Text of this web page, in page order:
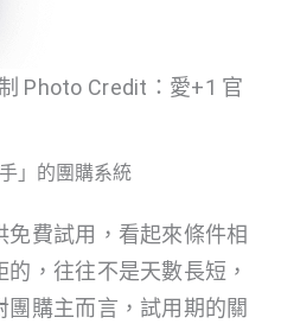
Photo Credit：愛+1 官
」的團購系統
費試用，看起來條件相
，往往不是天數長短，
購主而言，試用期的關